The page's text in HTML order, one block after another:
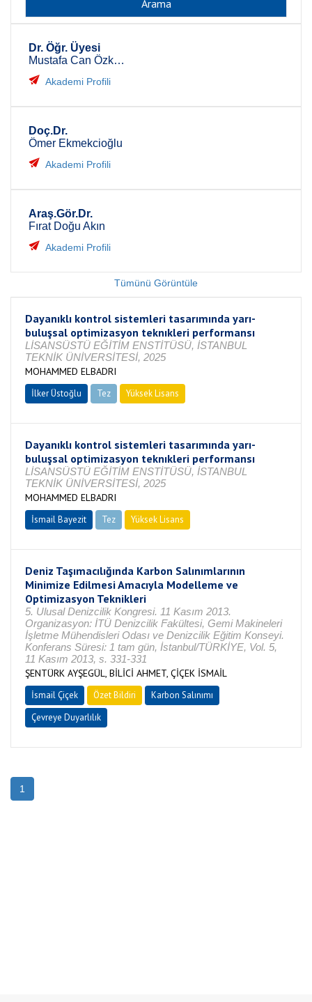
Dr. Öğr. Üyesi
Mustafa Can Özkan
Akademi Profili
Doç.Dr.
Ömer Ekmekcioğlu
Akademi Profili
Araş.Gör.Dr.
Fırat Doğu Akın
Akademi Profili
Tümünü Görüntüle
Dayanıklı kontrol sistemleri tasarımında yarı-
buluşsal optimizasyon teknıkleri performansı
LİSANSÜSTÜ EĞİTİM ENSTİTÜSÜ, İSTANBUL
TEKNİK ÜNİVERSİTESİ, 2025
MOHAMMED ELBADRI
İlker Üstoğlu Tez Yüksek Lisans
Dayanıklı kontrol sistemleri tasarımında yarı-
buluşsal optimizasyon teknıkleri performansı
LİSANSÜSTÜ EĞİTİM ENSTİTÜSÜ, İSTANBUL
TEKNİK ÜNİVERSİTESİ, 2025
MOHAMMED ELBADRI
İsmail Bayezit Tez Yüksek Lisans
Deniz Taşımacılığında Karbon Salınımlarının
Minimize Edilmesi Amacıyla Modelleme ve
Optimizasyon Teknikleri
5. Ulusal Denizcilik Kongresi. 11 Kasım 2013.
Organizasyon: İTÜ Denizcilik Fakültesi, Gemi Makineleri
İşletme Mühendisleri Odası ve Denizcilik Eğitim Konseyi.
Konferans Süresi: 1 tam gün, İstanbul/TÜRKİYE, Vol. 5,
11 Kasım 2013, s. 331-331
ŞENTÜRK AYŞEGÜL, BİLİCİ AHMET, ÇİÇEK İSMAİL
İsmail Çiçek Özet Bildiri
Karbon Salınımı
Çevreye Duyarlılık
1